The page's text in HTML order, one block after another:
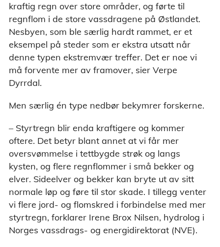
kraftig regn over store områder, og førte til
regnflom i de store vassdragene på Østlandet.
Nesbyen, som ble særlig hardt rammet, er et
eksempel på steder som er ekstra utsatt når
denne typen ekstremvær treffer. Det er noe vi
må forvente mer av framover, sier Verpe
Dyrrdal.
Men særlig én type nedbør bekymrer forskerne.
– Styrtregn blir enda kraftigere og kommer
oftere. Det betyr blant annet at vi får mer
oversvømmelse i tettbygde strøk og langs
kysten, og flere regnflommer i små bekker og
elver. Sideelver og bekker kan bryte ut av sitt
normale løp og føre til stor skade. I tillegg venter
vi flere jord- og flomskred i forbindelse med mer
styrtregn, forklarer Irene Brox Nilsen, hydrolog i
Norges vassdrags- og energidirektorat (NVE).